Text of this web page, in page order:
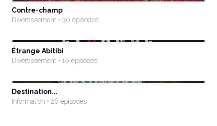
Contre-champ
Divertissement • 30 épisodes
Étrange Abitibi
Divertissement • 10 épisodes
Destination...
Information • 26 épisodes